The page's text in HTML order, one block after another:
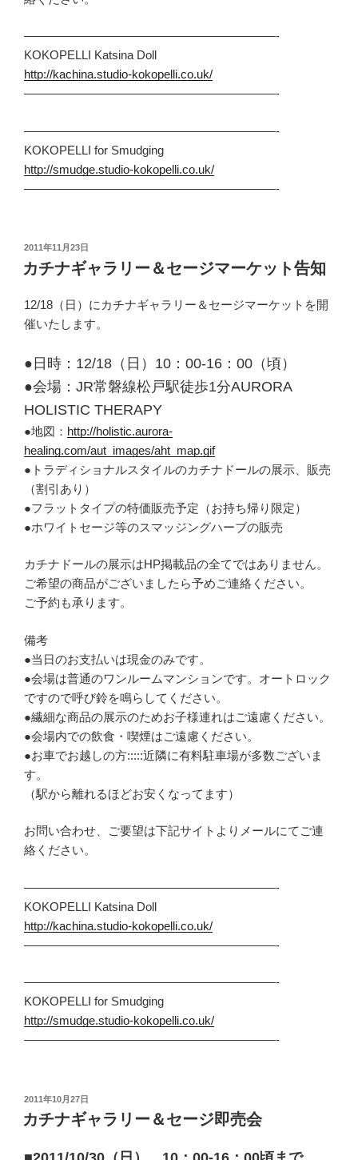
—————————————————————-
KOKOPELLI Katsina Doll
http://kachina.studio-kokopelli.co.uk/
—————————————————————-
—————————————————————-
KOKOPELLI for Smudging
http://smudge.studio-kokopelli.co.uk/
—————————————————————-
投
稿
日:
2011年11月23日
カチナギャラリー＆セージマーケット告知
12/18（日）にカチナギャラリー＆セージマーケットを開
催いたします。
●日時：12/18（日）10：00-16：00（頃）
●会場：JR常磐線松戸駅徒歩1分AURORA
HOLISTIC THERAPY
●地図： http://holistic.aurora-
healing.com/aut_images/aht_map.gif
●トラディショナルスタイルのカチナドールの展示、販売
（割引あり）
●フラットタイプの特価販売予定（お持ち帰り限定）
●ホワイトセージ等のスマッジングハーブの販売
カチナドールの展示はHP掲載品の全てではありません。
ご希望の商品がございましたら予めご連絡ください。
ご予約も承ります。
備考
●当日のお支払いは現金のみです。
●会場は普通のワンルームマンションです。オートロック
ですので呼び鈴を鳴らしてください。
●繊細な商品の展示のためお子様連れはご遠慮ください。
●会場内での飲食・喫煙はご遠慮ください。
●お車でお越しの方:::::近隣に有料駐車場が多数ございま
す。
（駅から離れるほどお安くなってます）
お問い合わせ、ご要望は下記サイトよりメールにてご連
絡ください。
—————————————————————-
KOKOPELLI Katsina Doll
http://kachina.studio-kokopelli.co.uk/
—————————————————————-
—————————————————————-
KOKOPELLI for Smudging
http://smudge.studio-kokopelli.co.uk/
—————————————————————-
投
稿
日:
2011年10月27日
カチナギャラリー＆セージ即売会